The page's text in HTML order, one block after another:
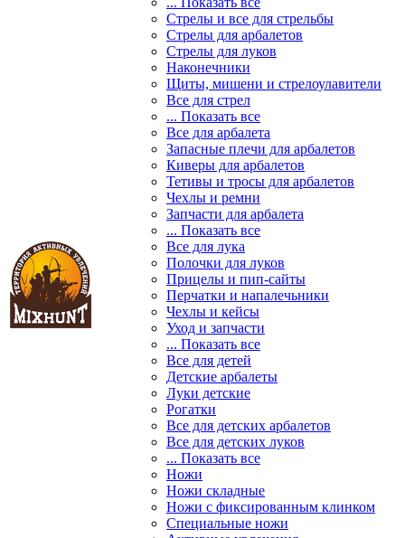
Стрелы и все для стрельбы
Стрелы для арбалетов
Стрелы для луков
Наконечники
Щиты, мишени и стрелоулавители
Все для стрел
... Показать все
Все для арбалета
Запасные плечи для арбалетов
Киверы для арбалетов
Тетивы и тросы для арбалетов
Чехлы и ремни
Запчасти для арбалета
... Показать все
Все для лука
Полочки для луков
Прицелы и пип-сайты
Перчатки и напалечьники
Чехлы и кейсы
Уход и запчасти
... Показать все
Все для детей
Детские арбалеты
Луки детские
Рогатки
Все для детских арбалетов
Все для детских луков
... Показать все
Ножи
Ножи складные
Ножи с фиксированным клинком
Специальные ножи